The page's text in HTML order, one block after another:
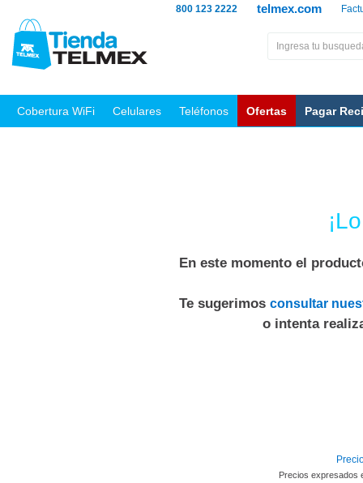
telmex.com
800 123 2222
Cobertura WiFi Celulares Teléfonos Ofertas Pagar
En este momento el
Te sugerimos consultar
o intenta
Precios expresados